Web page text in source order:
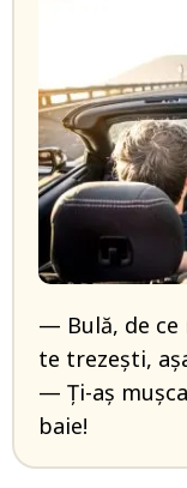
— Bulă, de ce
te trezești,
— Ți-aș
baie!